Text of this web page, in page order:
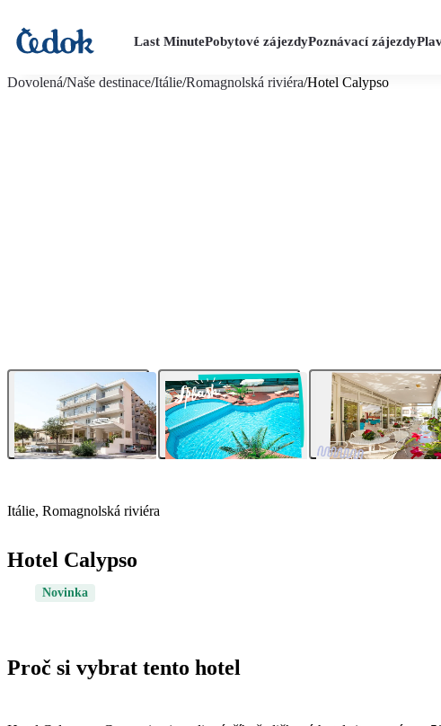
Last MinutePobytové zájezdyPoznávací zájezdy
Dovolená/Naše destinace/Itálie/Romagnolská riviéra/Hotel Calypso
Itálie, Romagnolská riviéra
Hotel Calypso
Novinka
Proč si vybrat tento hotel